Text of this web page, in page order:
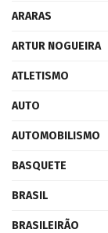
ARARAS
ARTUR NOGUEIRA
ATLETISMO
AUTO
AUTOMOBILISMO
BASQUETE
BRASIL
BRASILEIRÃO